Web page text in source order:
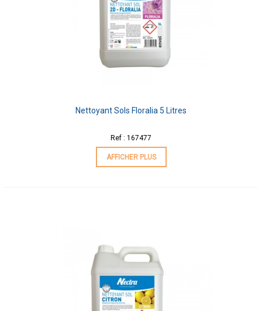
Nettoyant Sols Floralia 5 Litres
Ref : 167477
AFFICHER PLUS